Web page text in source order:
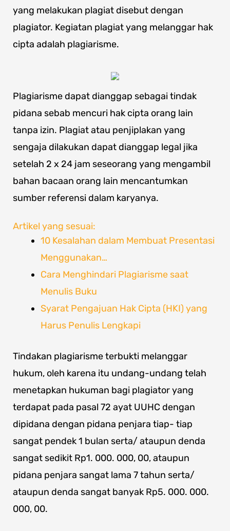
yang melakukan plagiat disebut dengan
plagiator. Kegiatan plagiat yang melanggar hak
cipta adalah plagiarisme.
Plagiarisme dapat dianggap sebagai tindak
pidana sebab mencuri hak cipta orang lain
tanpa izin. Plagiat atau penjiplakan yang
sengaja dilakukan dapat dianggap legal jika
setelah 2 x 24 jam seseorang yang mengambil
bahan bacaan orang lain mencantumkan
sumber referensi dalam karyanya.
Artikel yang sesuai:
10 Kesalahan dalam Membuat Presentasi
Menggunakan…
Cara Menghindari Plagiarisme saat
Menulis Buku
Syarat Pengajuan Hak Cipta (HKI) yang
Harus Penulis Lengkapi
Tindakan plagiarisme terbukti melanggar
hukum, oleh karena itu undang-undang telah
menetapkan hukuman bagi plagiator yang
terdapat pada pasal 72 ayat UUHC dengan
dipidana dengan pidana penjara tiap- tiap
sangat pendek 1 bulan serta/ ataupun denda
sangat sedikit Rp1. 000. 000, 00, ataupun
pidana penjara sangat lama 7 tahun serta/
ataupun denda sangat banyak Rp5. 000. 000.
000, 00.